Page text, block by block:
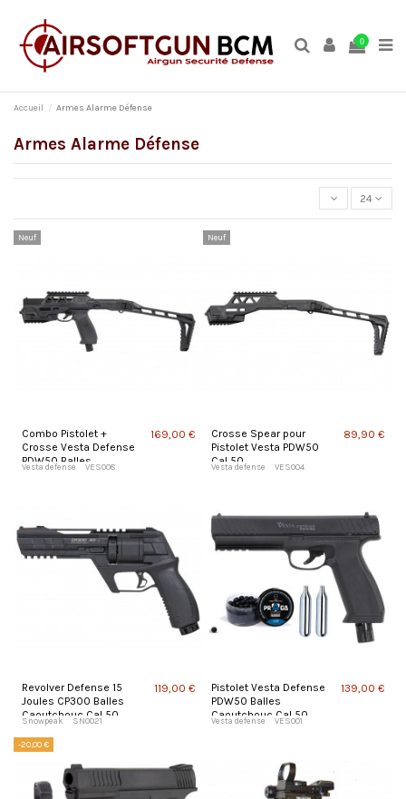
0
Accueil Armes Alarme Défense
Armes Alarme Défense
24
Neuf
Combo Pistolet +
Crosse Vesta Defense
PDW50 Balles
Vesta defense VES008
169,00 €
Neuf
Crosse Spear pour
Pistolet Vesta PDW50
Cal 50
Vesta defense VES004
89,90 €
Revolver Defense 15
Joules CP300 Balles
Caoutchouc Cal 50
Snowpeak SN0021
119,00 €
Pistolet Vesta Defense
PDW50 Balles
Caoutchouc Cal 50
Vesta defense VES001
139,00 €
-20,00 €